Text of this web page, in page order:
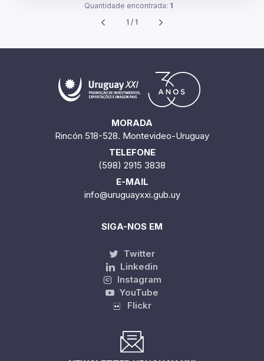
Quantidade encontrada: 1
1 / 1
MORADA
Rincón 518-528. Montevideo-Uruguay
TELEFONE
(598) 2915 3838
E-MAIL
info@uruguayxxi.gub.uy
SIGA-NOS EM
Twitter
Linkedin
Instagram
YouTube
Flickr